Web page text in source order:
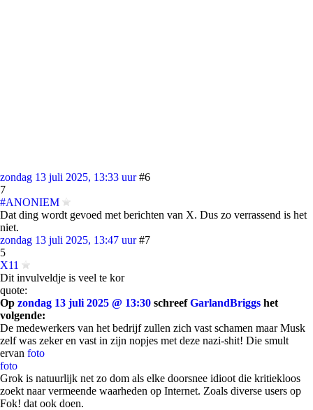
zondag 13 juli 2025, 13:33 uur #6
7
#ANONIEM
Dat ding wordt gevoed met berichten van X. Dus zo verrassend is het
niet.
zondag 13 juli 2025, 13:47 uur #7
5
X11
Dit invulveldje is veel te kor
quote:
Op zondag 13 juli 2025 @ 13:30 schreefGarlandBriggs het
volgende:
De medewerkers van het bedrijf zullen zich vast schamen maar Musk
zelf was zeker en vast in zijn nopjes met deze nazi-shit! Die smult
ervan foto
foto
Grok is natuurlijk net zo dom als elke doorsnee idioot die kritiekloos
zoekt naar vermeende waarheden op Internet. Zoals diverse users op
Fok! dat ook doen.